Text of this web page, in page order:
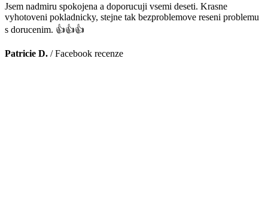
Jsem nadmiru spokojena a doporucuji vsemi deseti. Krasne
vyhotoveni pokladnicky, stejne tak bezproblemove reseni problemu
s dorucenim. 👍👍👍
Patricie D. /Facebook recenze